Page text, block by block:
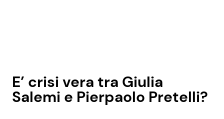
E’ crisi vera tra Giulia
Salemi e Pierpaolo Pretelli?